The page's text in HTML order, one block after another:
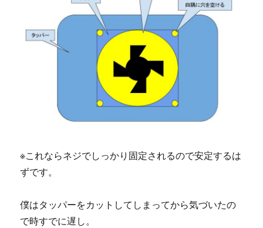
※これならネジでしっかり固定されるので安定するは
ずです。
僕はタッパーをカットしてしまってから気づいたの
で時すでに遅し。